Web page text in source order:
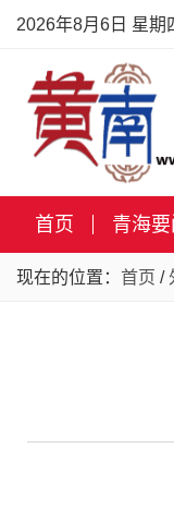
2026年8月6日 星期
首页 青海要
现在的位置： 首页 /